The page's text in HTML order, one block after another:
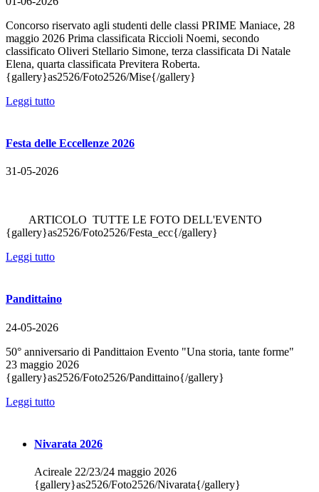
Concorso riservato agli studenti delle classi PRIME Maniace, 28
maggio 2026 Prima classificata Riccioli Noemi, secondo
classificato Oliveri Stellario Simone, terza classificata Di Natale
Elena, quarta classificata Previtera Roberta.
{gallery}as2526/Foto2526/Mise{/gallery}
Leggi tutto
Festa delle Eccellenze 2026
31-05-2026
ARTICOLO TUTTE LE FOTO DELL'EVENTO
{gallery}as2526/Foto2526/Festa_ecc{/gallery}
Leggi tutto
Pandittaino
24-05-2026
50° anniversario di Pandittaion Evento "Una storia, tante forme"
23 maggio 2026
{gallery}as2526/Foto2526/Pandittaino{/gallery}
Leggi tutto
Nivarata 2026
Acireale 22/23/24 maggio 2026
{gallery}as2526/Foto2526/Nivarata{/gallery}